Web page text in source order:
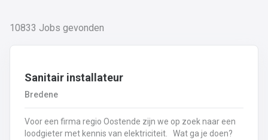
10833 Jobs gevonden
Sanitair installateur
Bredene
Voor een firma regio Oostende zijn we op zoek naar een
loodgieter met kennis van elektriciteit. Wat ga je doen?